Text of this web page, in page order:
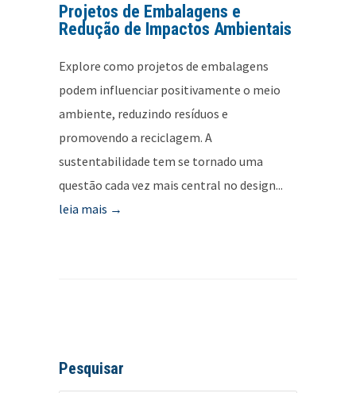
Projetos de Embalagens e
Redução de Impactos Ambientais
Explore como projetos de embalagens
podem influenciar positivamente o meio
ambiente, reduzindo resíduos e
promovendo a reciclagem. A
sustentabilidade tem se tornado uma
questão cada vez mais central no design...
leia mais →
Pesquisar